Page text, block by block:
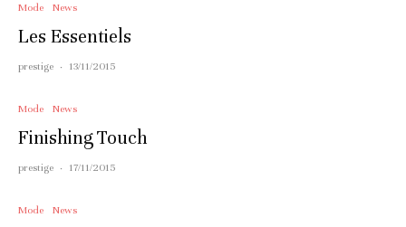
Mode News
Les Essentiels
prestige · 13/11/2015
Mode News
Finishing Touch
prestige · 17/11/2015
Mode News